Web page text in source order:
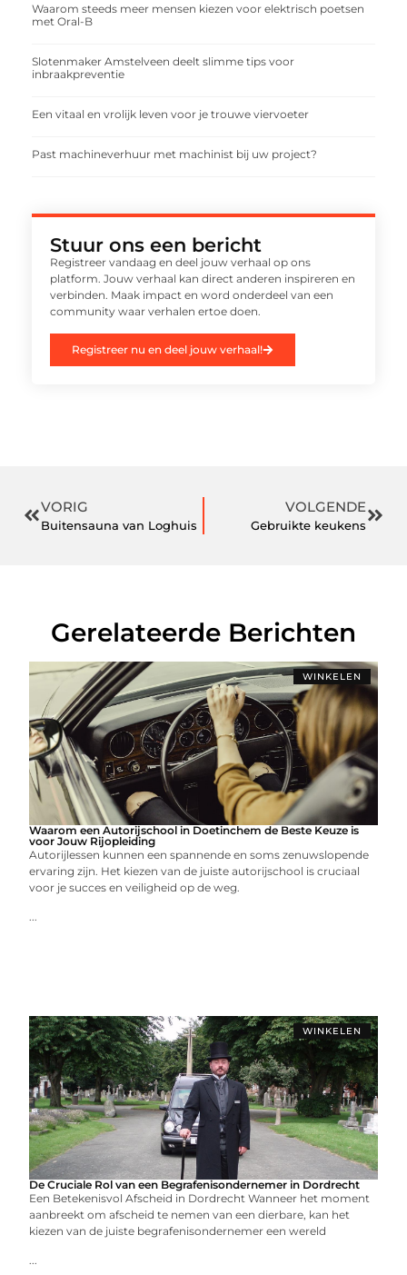
Waarom steeds meer mensen kiezen voor elektrisch poetsen
met Oral-B
Slotenmaker Amstelveen deelt slimme tips voor
inbraakpreventie
Een vitaal en vrolijk leven voor je trouwe viervoeter
Past machineverhuur met machinist bij uw project?
Stuur ons een bericht
Registreer vandaag en deel jouw verhaal op ons
platform. Jouw verhaal kan direct anderen inspireren en
verbinden. Maak impact en word onderdeel van een
community waar verhalen ertoe doen.
Registreer nu en deel jouw verhaal!
VORIG
Buitensauna van Loghuis
VOLGENDE
Gebruikte keukens
Gerelateerde Berichten
WINKELEN
Waarom een Autorijschool in Doetinchem de Beste Keuze is
voor Jouw Rijopleiding
Autorijlessen kunnen een spannende en soms zenuwslopende
ervaring zijn. Het kiezen van de juiste autorijschool is cruciaal
voor je succes en veiligheid op de weg.
...
WINKELEN
De Cruciale Rol van een Begrafenisondernemer in Dordrecht
Een Betekenisvol Afscheid in Dordrecht Wanneer het moment
aanbreekt om afscheid te nemen van een dierbare, kan het
kiezen van de juiste begrafenisondernemer een wereld
...